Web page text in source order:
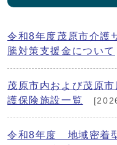
令和8年度茂原市介護
騰対策支援金について
茂原市内および茂原
護保険施設一覧
令和8年度 地域密着